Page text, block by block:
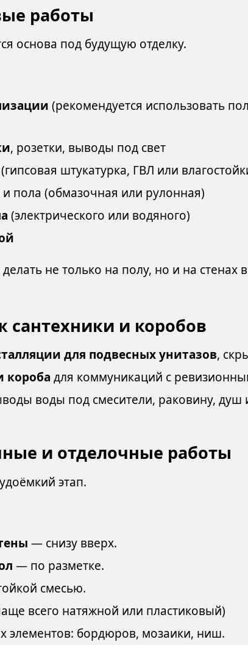
работы
основа под будущую отделку.
(рекомендуется использовать
, розетки, выводы под свет
(гипсовая штукатурка, ГВЛ или
и пола (обмазочная или рулонная)
(электрического или водяного)
не только на полу, но и на стенах
сантехники и коробов
для подвесных унитазов,
для коммуникаций с
воды под смесители, раковину, душ
и отделочные работы
этап.
— снизу вверх.
— по разметке.
смесью.
всего натяжной или пластиковый)
элементов: бордюров, мозаики, ниш.